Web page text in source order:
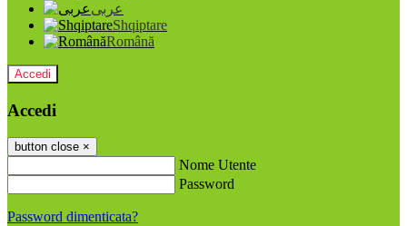
عربى
Shqiptare
Română
Accedi
Accedi
button close ×
Nome Utente
Password
Password dimenticata?